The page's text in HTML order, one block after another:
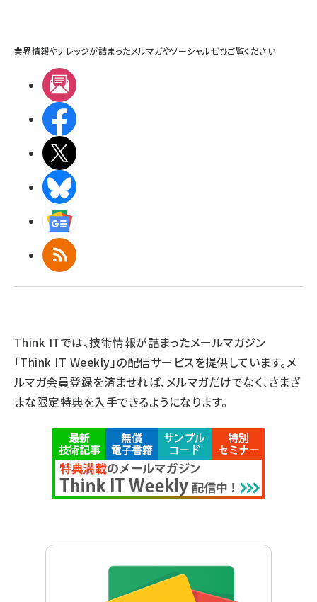
業界情報やナレッジが詰まったメルマガやソーシャルぜひご覧ください
RSS
Think ITでは、技術情報が詰まったメールマガジン
「Think IT Weekly」の配信サービスを提供しています。メ
ルマガ会員登録を済ませれば、メルマガだけでなく、さまざ
まな限定特典を入手できるようになります。